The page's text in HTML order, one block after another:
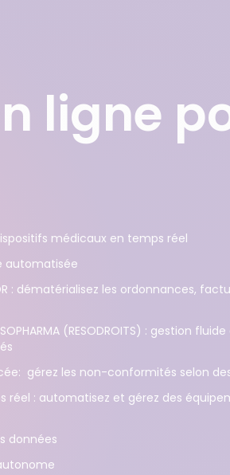
ligne
médicaux en temps réel
automatisée
: dématérialisez les ordonnances,
(RESODROITS) : gestion fluide
gérez les non-conformités selon
réel : automatisez et gérez des
données